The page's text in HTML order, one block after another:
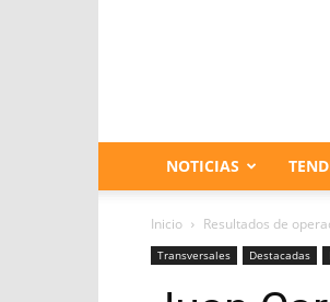
NOTICIAS
Inicio Resultados de
Transversales Destacadas